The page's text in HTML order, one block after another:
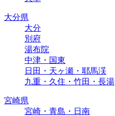
大分県
大分
別府
湯布院
中津・国東
日田・天ヶ瀬・耶馬渓
九重・久住・竹田・長湯
宮崎県
宮崎・青島・日南